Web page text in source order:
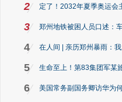
2 定了！2032年夏季奥运会
3 郑州地铁被困人员口述：
4 在人间 | 亲历郑州暴雨：
5 生命至上！第83集团军某
6 美国常务副国务卿访华为